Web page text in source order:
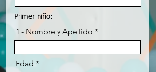
Primer niño:
1 - Nombre y Apellido
Edad